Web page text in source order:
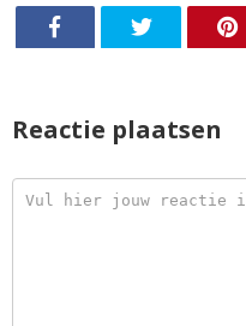
Reactie plaatsen